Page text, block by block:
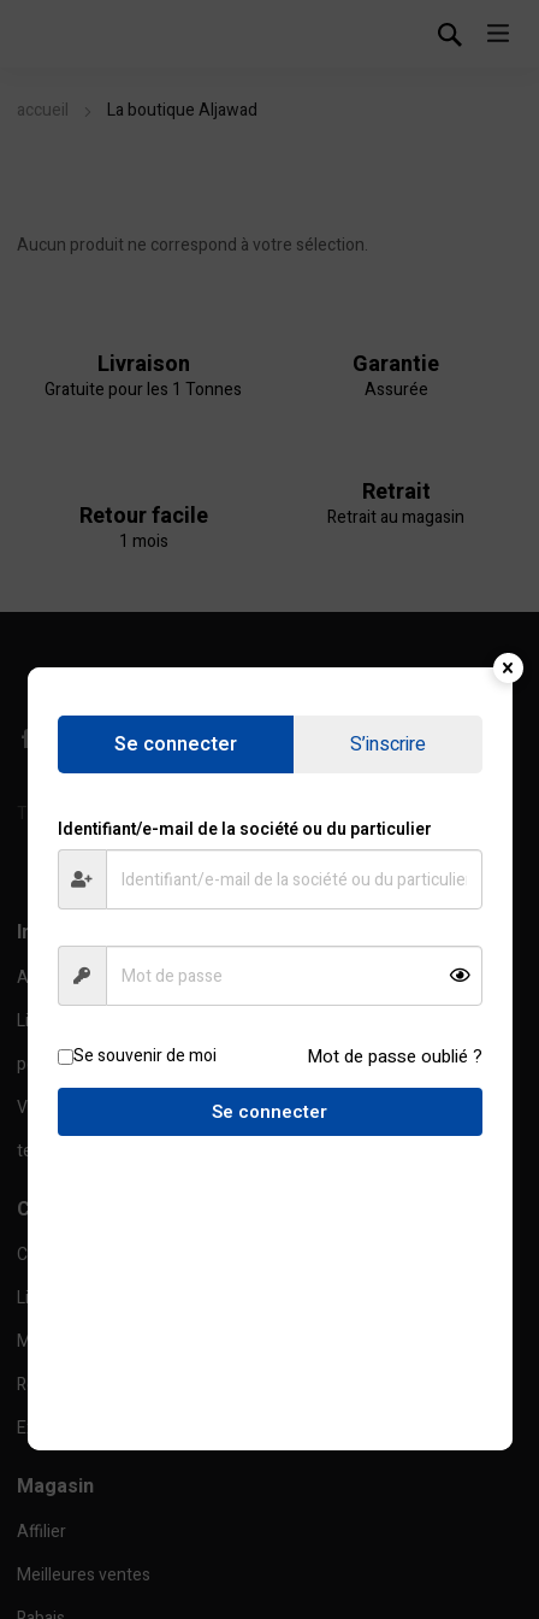
accueil La boutique Aljawad
Aucun produit ne correspond à votre sélection.
Livraison
Gratuite pour les 1 Tonnes
Garantie
Assurée
Retour facile
1 mois
Retrait
Retrait au magasin
Information
A propos de nous
Livraison Information
politique de confidentialité
Ventes
termes et conditions
Compte
Checkout
Liste de souhaits
Mes commandes
Retour
Expédition
Magasin
Affilier
Meilleures ventes
Se connecter S’inscrire
Identifiant/e-mail de la société ou du particulier
Se souvenir de moi Mot de passe oublié ?
Se connecter